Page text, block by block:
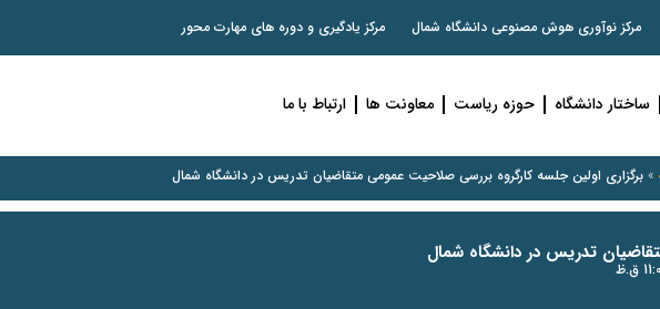
مرکز نوآوری هوش مصنوعی دانشگاه شمال مرکز یادگیری و دوره های مهارت محور
ساختار دانشگاه حوزه ریاست معاونت ها ارتباط با ما
» برگزاری اولین جلسه‌ کارگروه بررسی صلاحیت عمومی متقاضیان تدریس در دانشگاه شمال
تدریس در دانشگاه شمال
ق.ظ